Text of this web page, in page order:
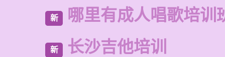
新 哪里有成人唱歌培训
新 长沙吉他培训